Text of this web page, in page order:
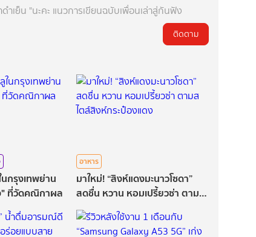
ย็น "นะคะ แนวการเขียนฉบับเพื่อนเล่าสู่กันฟัง
ติดตาม
กรุงเทพย่าน
" ที่วัดคณิกาผล
อาหาร
มาใหม่! “สิงห์แดงมะนาวโซดา”
สดชื่น หวาน หอมเปรี้ยวซ่า ตามส
ไตส์สิงห์กระป๋องแดง